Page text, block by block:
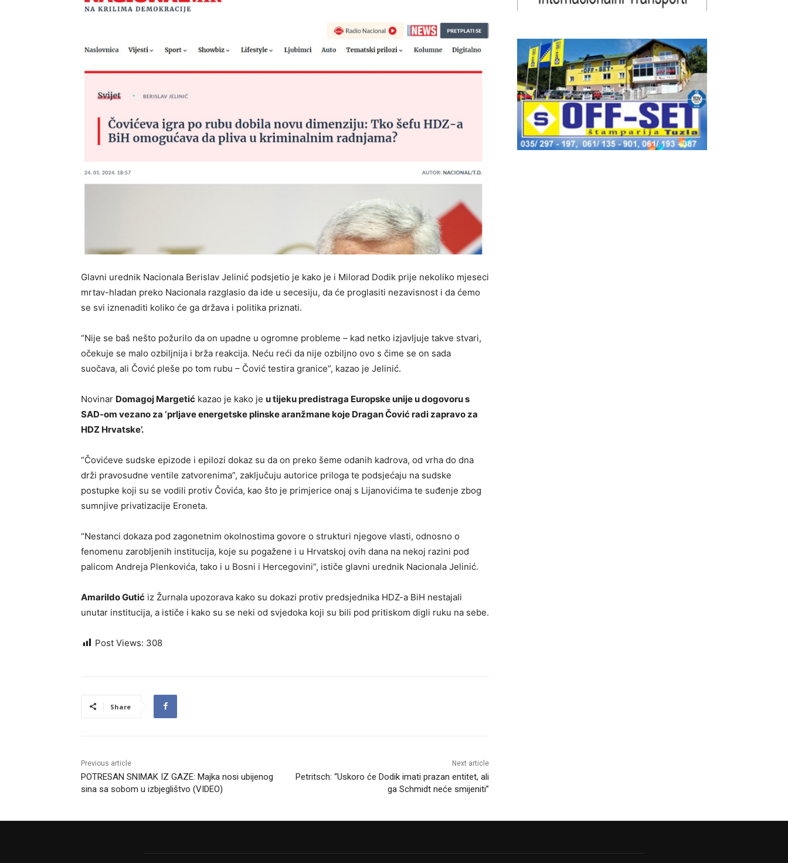
Glavni urednik Nacionala Berislav Jelinić podsjetio je kako je i Milorad Dodik prije nekoliko mjeseci
mrtav-hladan preko Nacionala razglasio da ide u secesiju, da će proglasiti nezavisnost i da ćemo
se svi iznenaditi koliko će ga država i politika priznati.
“Nije se baš nešto požurilo da on upadne u ogromne probleme – kad netko izjavljuje takve stvari,
očekuje se malo ozbiljnija i brža reakcija. Neću reći da nije ozbiljno ovo s čime se on sada
suočava, ali Čović pleše po tom rubu – Čović testira granice”, kazao je Jelinić.
Novinar Domagoj Margetić kazao je kako je u tijeku predistraga Europske unije u dogovoru s
SAD-om vezano za ‘prljave energetske plinske aranžmane koje Dragan Čović radi zapravo za
HDZ Hrvatske’.
“Čovićeve sudske epizode i epilozi dokaz su da on preko šeme odanih kadrova, od vrha do dna
drži pravosudne ventile zatvorenima”, zaključuju autorice priloga te podsjećaju na sudske
postupke koji su se vodili protiv Čovića, kao što je primjerice onaj s Lijanovićima te suđenje zbog
sumnjive privatizacije Eroneta.
“Nestanci dokaza pod zagonetnim okolnostima govore o strukturi njegove vlasti, odnosno o
fenomenu zarobljenih institucija, koje su pogažene i u Hrvatskoj ovih dana na nekoj razini pod
palicom Andreja Plenkovića, tako i u Bosni i Hercegovini”, ističe glavni urednik Nacionala Jelinić.
Amarildo Gutić iz Žurnala upozorava kako su dokazi protiv predsjednika HDZ-a BiH nestajali
unutar institucija, a ističe i kako su se neki od svjedoka koji su bili pod pritiskom digli ruku na sebe.
Post Views: 308
Share
Previous article
POTRESAN SNIMAK IZ GAZE: Majka nosi ubijenog
sina sa sobom u izbjeglištvo (VIDEO)
Next article
Petritsch: “Uskoro će Dodik imati prazan entitet, ali
ga Schmidt neće smijeniti”